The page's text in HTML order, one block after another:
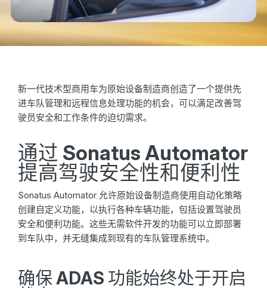
新一代技术型商用车为原始设备制造商创造了一个提供先
进车队管理和远程信息处理功能的机会，可以满足改善驾
驶员安全和工作条件的迫切需求。
通过 Sonatus Automator
提高驾驶安全性和便利性
Sonatus Automator 允许原始设备制造商使用自动化策略
创建自定义功能，以执行各种车辆功能，包括设置驾驶员
安全和便利功能。这些无需软件开发的功能可以立即部署
到车队中，并无缝集成到现有的车队管理系统中。
确保 ADAS 功能始终处于开启